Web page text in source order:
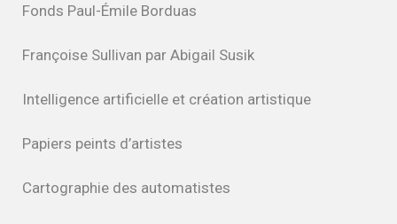
Fonds Paul-Émile Borduas
Françoise Sullivan par Abigail Susik
Intelligence artificielle et création artistique
Papiers peints d’artistes
Cartographie des automatistes